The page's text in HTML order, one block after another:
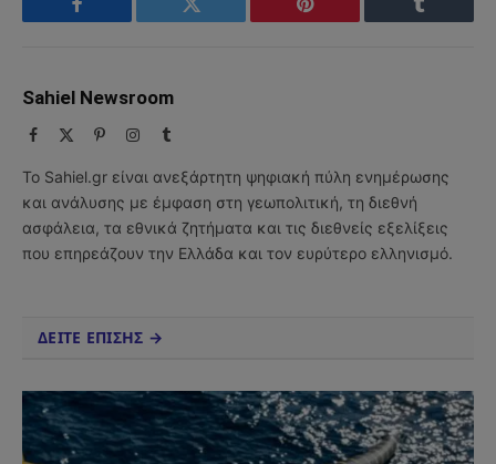
Facebook Twitter Pinterest Tumblr
Sahiel Newsroom
Facebook PinterestInstagram
Tumblr
Το Sahiel.gr είναι ανεξάρτητη ψηφιακή πύλη ενημέρωσης
και ανάλυσης με έμφαση στη γεωπολιτική, τη διεθνή
ασφάλεια, τα εθνικά ζητήματα και τις διεθνείς εξελίξεις
που επηρεάζουν την Ελλάδα και τον ευρύτερο ελληνισμό.
ΔΕΙΤΕ ΕΠΙΣΗΣ →